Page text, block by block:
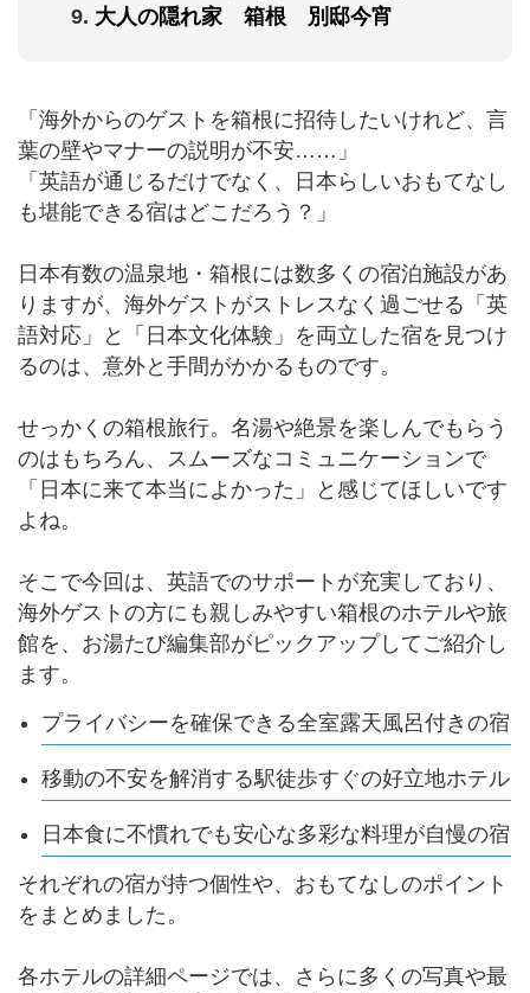
9 大人の隠れ家 箱根 別邸今宵
「海外からのゲストを箱根に招待したいけれど、言
葉の壁やマナーの説明が不安……」
「英語が通じるだけでなく、日本らしいおもてなし
も堪能できる宿はどこだろう？」
日本有数の温泉地・箱根には数多くの宿泊施設があ
りますが、海外ゲストがストレスなく過ごせる「英
語対応」と「日本文化体験」を両立した宿を見つけ
るのは、意外と手間がかかるものです。
せっかくの箱根旅行。名湯や絶景を楽しんでもらう
のはもちろん、スムーズなコミュニケーションで
「日本に来て本当によかった」と感じてほしいです
よね。
そこで今回は、英語でのサポートが充実しており、
海外ゲストの方にも親しみやすい箱根のホテルや旅
館を、お湯たび編集部がピックアップしてご紹介し
ます。
プライバシーを確保できる全室露天風呂付きの宿
移動の不安を解消する駅徒歩すぐの好立地ホテル
日本食に不慣れでも安心な多彩な料理が自慢の宿
それぞれの宿が持つ個性や、おもてなしのポイント
をまとめました。
各ホテルの詳細ページでは、さらに多くの写真や最